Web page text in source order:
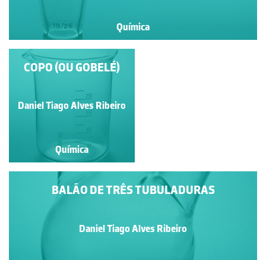
Química
CADINHO DE
PORCELANA
Daniel Tiago Alves Ribeiro
Química
COPO (OU GOBELÉ)
Daniel Tiago Alves Ribeiro
Química
BALÃO DE TRÊS TUBULADURAS
Daniel Tiago Alves Ribeiro